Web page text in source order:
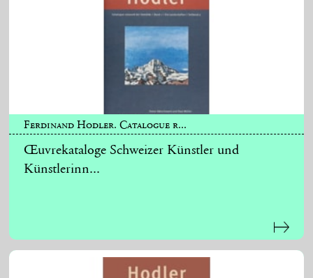
Ferdinand Hodler. Catalogue r...
Œuvrekataloge Schweizer Künstler und
Künstlerinn...